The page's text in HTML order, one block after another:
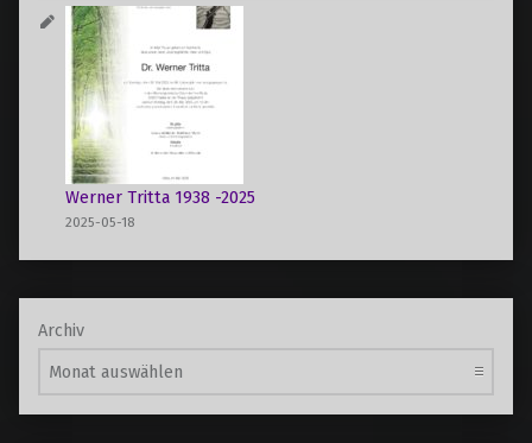
Werner Tritta 1938 -2025
2025-05-18
Archiv